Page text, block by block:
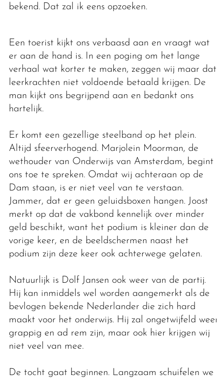
bekend. Dat zal ik eens opzoeken.
Een toerist kijkt ons verbaasd aan en vraagt wat
er aan de hand is. In een poging om het lange
verhaal wat korter te maken, zeggen wij maar dat
leerkrachten niet voldoende betaald krijgen. De
man kijkt ons begrijpend aan en bedankt ons
hartelijk.
Er komt een gezellige steelband op het plein.
Altijd sfeerverhogend. Marjolein Moorman, de
wethouder van Onderwijs van Amsterdam, begint
ons toe te spreken. Omdat wij achteraan op de
Dam staan, is er niet veel van te verstaan.
Jammer, dat er geen geluidsboxen hangen. Joost
merkt op dat de vakbond kennelijk over minder
geld beschikt, want het podium is kleiner dan de
vorige keer, en de beeldschermen naast het
podium zijn deze keer ook achterwege gelaten.
Natuurlijk is Dolf Jansen ook weer van de partij.
Hij kan inmiddels wel worden aangemerkt als de
bevlogen bekende Nederlander die zich hard
maakt voor het onderwijs. Hij zal ongetwijfeld weer
grappig en ad rem zijn, maar ook hier krijgen wij
niet veel van mee.
De tocht gaat beginnen. Langzaam schuifelen we